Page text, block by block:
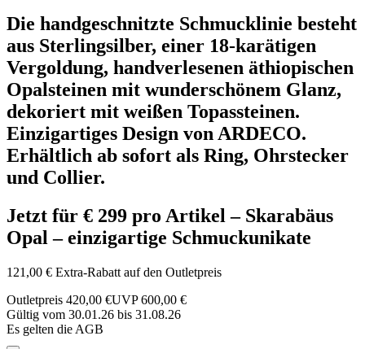
Die handgeschnitzte Schmucklinie besteht
aus Sterlingsilber, einer 18-karätigen
Vergoldung, handverlesenen äthiopischen
Opalsteinen mit wunderschönem Glanz,
dekoriert mit weißen Topassteinen.
Einzigartiges Design von ARDECO.
Erhältlich ab sofort als Ring, Ohrstecker
und Collier.
Jetzt für € 299 pro Artikel – Skarabäus
Opal – einzigartige Schmuckunikate
121,00 € Extra-Rabatt auf den Outletpreis
Outletpreis 420,00 €UVP 600,00 €
Gültig vom 30.01.26 bis 31.08.26
Es gelten die AGB